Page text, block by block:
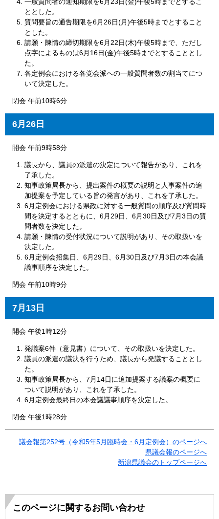
ととした。
質問要旨の通告期限を6月26日(月)午後5時までとすること
とした。
請願・陳情の締切期限を6月22日(木)午後5時まで、ただし
点字によるものは6月16日(金)午後5時までとすることとし
た。
各定例会における各党会派への一般質問者数の割当てにつ
いて決定した。
閉会 午前10時6分
6月26日
開会 午前9時58分
議長から、議員の派遣の決定について報告があり、これを
了承した。
知事政策局長から、提出案件の概要の説明と人事案件の追
加提案を予定している旨の発言があり、これを了承した。
6月定例会における県政に対する一般質問の順序及び質問時
間を決定するとともに、6月29日、6月30日及び7月3日の質
問者数を決定した。
請願・陳情の受付状況について説明があり、その取扱いを
決定した。
6月定例会招集日、6月29日、6月30日及び7月3日の本会議
議事順序を決定した。
閉会 午前10時9分
7月13日
開会 午後1時12分
発議案6件（意見書）について、その取扱いを決定した。
議員の派遣の議決を行うため、議長から発議することとし
た。
知事政策局長から、7月14日に追加提案する議案の概要に
ついて説明があり、これを了承した。
6月定例会最終日の本会議議事順序を決定した。
閉会 午後1時28分
議会報第252号（令和5年5月臨時会・6月定例会）のページへ
県議会報のページへ
新潟県議会のトップページへ
このページに関するお問い合わせ